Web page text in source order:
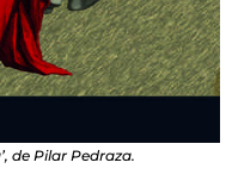
de Pilar Pedraza.